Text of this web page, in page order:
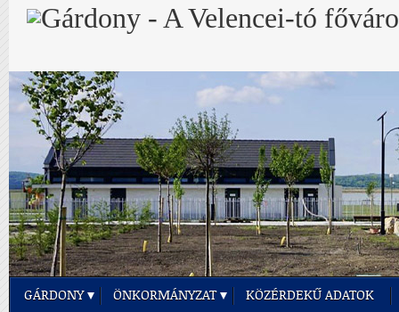
GÁRDONY ÖNKORMÁNYZAT KÖZÉRDEKŰ ADATOK